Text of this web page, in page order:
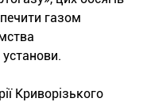
газом
Криворізького